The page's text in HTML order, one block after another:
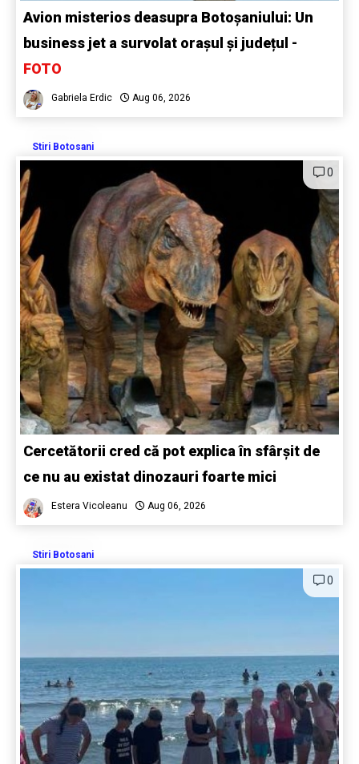
Avion misterios deasupra Botoșaniului: Un
business jet a survolat orașul și județul -
FOTO
Gabriela Erdic Aug 06, 2026
Stiri Botosani
0
Cercetătorii cred că pot explica în sfârșit de
ce nu au existat dinozauri foarte mici
Estera Vicoleanu Aug 06, 2026
Stiri Botosani
0